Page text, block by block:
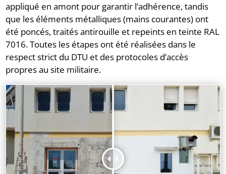
appliqué en amont pour garantir l’adhérence, tandis
que les éléments métalliques (mains courantes) ont
été poncés, traités antirouille et repeints en teinte RAL
7016. Toutes les étapes ont été réalisées dans le
respect strict du DTU et des protocoles d’accès
propres au site militaire.